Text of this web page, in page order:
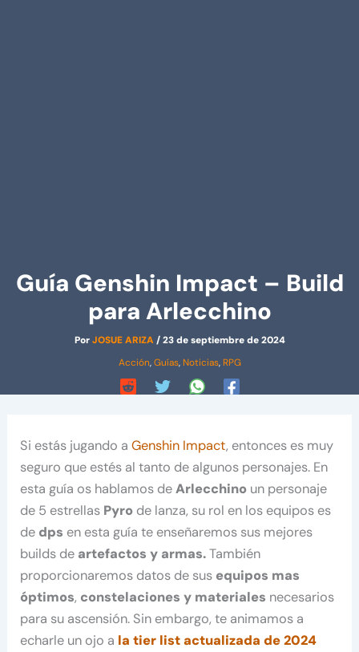
Guía Genshin Impact – Build
para Arlecchino
PorJOSUE ARIZA/23 de septiembre de 2024
Acción,Guías, Noticias, RPG
Si estás jugando aGenshin Impact, entonces es muy
seguro que estés al tanto de algunos personajes. En
esta guía os hablamos deArlecchino un personaje
de 5 estrellas Pyro de lanza, su rol en los equipos es
de dps en esta guía te enseñaremos sus mejores
builds de artefactos y armas.También
proporcionaremos datos de sus equipos mas
óptimos, constelaciones y materiales necesarios
para su ascensión. Sin embargo, te animamos a
echarle un ojo a la tier list actualizada de 2024